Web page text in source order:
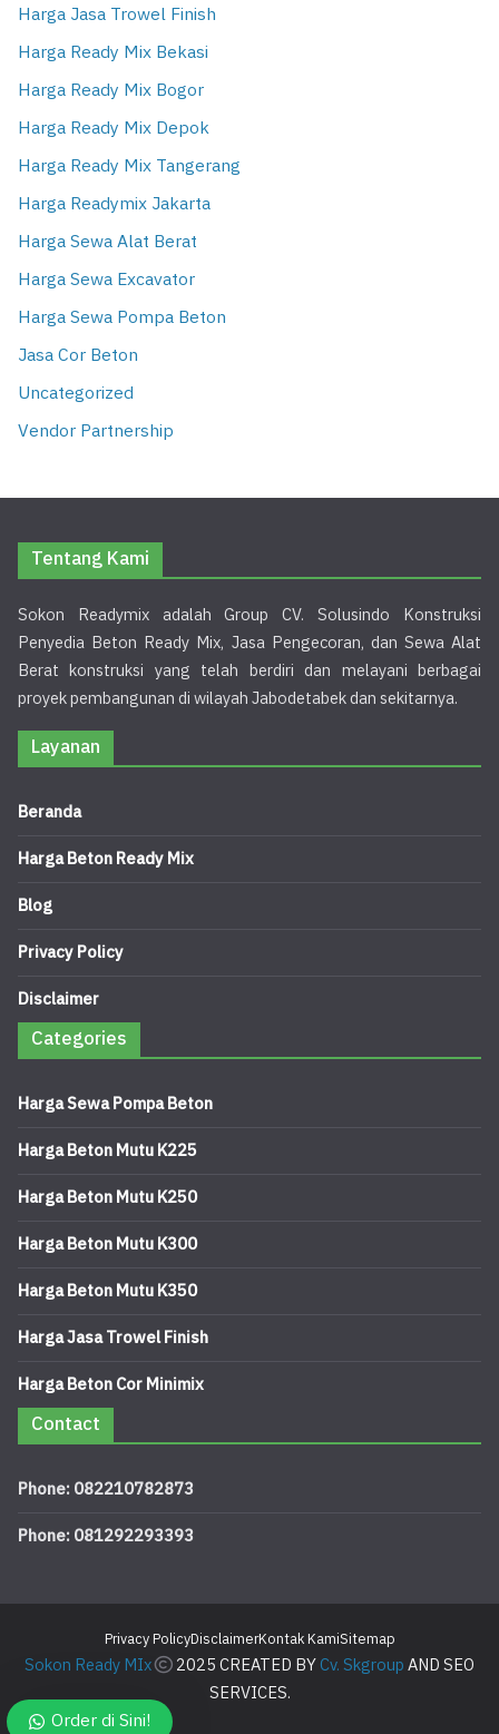
Harga Jasa Trowel Finish
Harga Ready Mix Bekasi
Harga Ready Mix Bogor
Harga Ready Mix Depok
Harga Ready Mix Tangerang
Harga Readymix Jakarta
Harga Sewa Alat Berat
Harga Sewa Excavator
Harga Sewa Pompa Beton
Jasa Cor Beton
Uncategorized
Vendor Partnership
Tentang Kami
Sokon Readymix adalah Group CV. Solusindo Konstruksi
Penyedia Beton Ready Mix, Jasa Pengecoran, dan Sewa Alat
Berat konstruksi yang telah berdiri dan melayani berbagai
proyek pembangunan di wilayah Jabodetabek dan sekitarnya.
Layanan
Beranda
Harga Beton Ready Mix
Blog
Privacy Policy
Disclaimer
Categories
Harga Sewa Pompa Beton
Harga Beton Mutu K225
Harga Beton Mutu K250
Harga Beton Mutu K300
Harga Beton Mutu K350
Harga Jasa Trowel Finish
Harga Beton Cor Minimix
Contact
Phone: 082210782873
Phone: 081292293393
Privacy PolicyDisclaimerKontak KamiSitemap
Sokon Ready MIx 2025 CREATED BYCv. SkgroupAND SEO
SERVICES.
Order di Sini!